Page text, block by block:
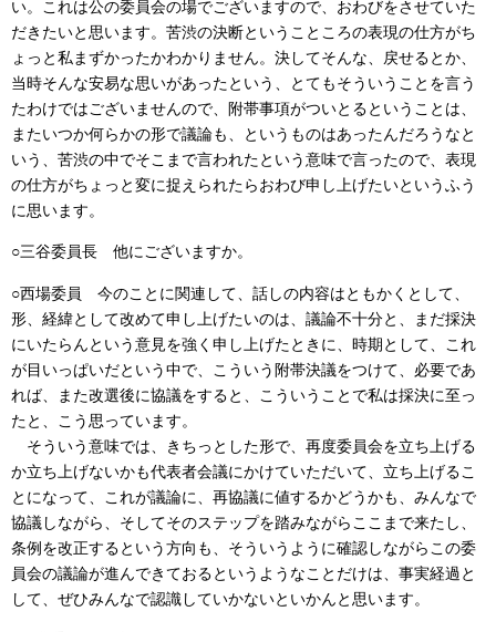
い。これは公の委員会の場でございますので、おわびをさせていた
だきたいと思います。苦渋の決断ということころの表現の仕方がち
ょっと私まずかったかわかりません。決してそんな、戻せるとか、
当時そんな安易な思いがあったという、とてもそういうことを言う
たわけではございませんので、附帯事項がついとるということは、
またいつか何らかの形で議論も、というものはあったんだろうなと
いう、苦渋の中でそこまで言われたという意味で言ったので、表現
の仕方がちょっと変に捉えられたらおわび申し上げたいというふう
に思います。
○三谷委員長 他にございますか。
○西場委員 今のことに関連して、話しの内容はともかくとして、
形、経緯として改めて申し上げたいのは、議論不十分と、まだ採決
にいたらんという意見を強く申し上げたときに、時期として、これ
が目いっぱいだという中で、こういう附帯決議をつけて、必要であ
れば、また改選後に協議をすると、こういうことで私は採決に至っ
たと、こう思っています。
そういう意味では、きちっとした形で、再度委員会を立ち上げる
か立ち上げないかも代表者会議にかけていただいて、立ち上げるこ
とになって、これが議論に、再協議に値するかどうかも、みんなで
協議しながら、そしてそのステップを踏みながらここまで来たし、
条例を改正するという方向も、そういうように確認しながらこの委
員会の議論が進んできておるというようなことだけは、事実経過と
して、ぜひみんなで認識していかないといかんと思います。